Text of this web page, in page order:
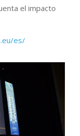
el impacto
es/